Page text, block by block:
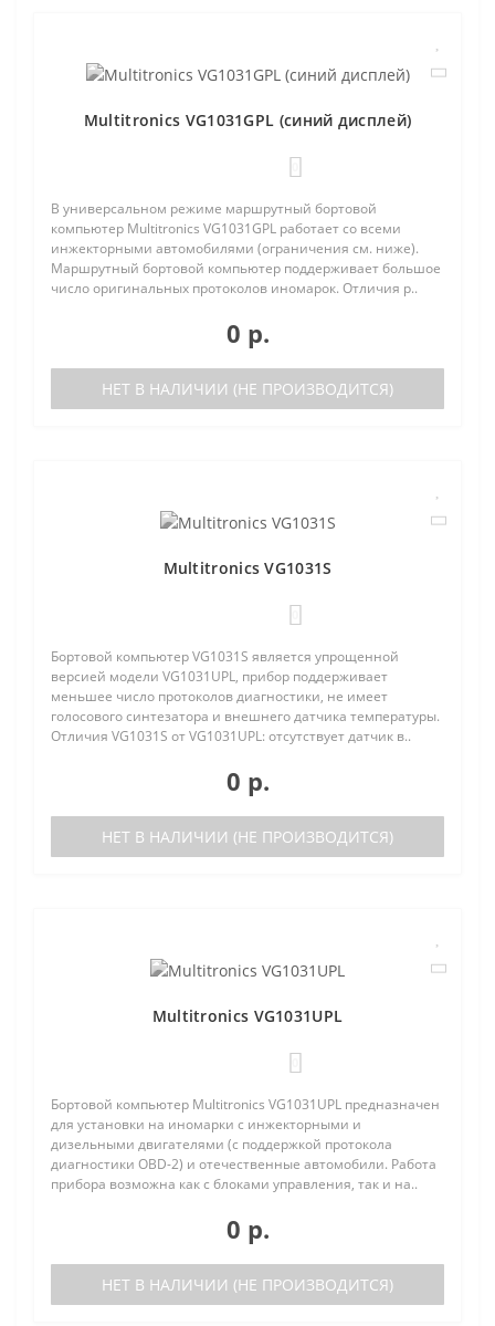
Multitronics VG1031GPL (синий дисплей)
В универсальном режиме маршрутный бортовой
компьютер Multitronics VG1031GPL работает со всеми
инжекторными автомобилями (ограничения см. ниже).
Маршрутный бортовой компьютер поддерживает большое
число оригинальных протоколов иномарок. Отличия р..
0 р.
НЕТ В НАЛИЧИИ (НЕ ПРОИЗВОДИТСЯ)
Multitronics VG1031S
Бортовой компьютер VG1031S является упрощенной
версией модели VG1031UPL, прибор поддерживает
меньшее число протоколов диагностики, не имеет
голосового синтезатора и внешнего датчика температуры.
Отличия VG1031S от VG1031UPL: отсутствует датчик в..
0 р.
НЕТ В НАЛИЧИИ (НЕ ПРОИЗВОДИТСЯ)
Multitronics VG1031UPL
Бортовой компьютер Multitronics VG1031UPL предназначен
для установки на иномарки с инжекторными и
дизельными двигателями (с поддержкой протокола
диагностики OBD-2) и отечественные автомобили. Работа
прибора возможна как с блоками управления, так и на..
0 р.
НЕТ В НАЛИЧИИ (НЕ ПРОИЗВОДИТСЯ)